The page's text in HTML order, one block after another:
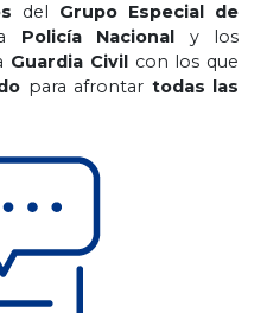
del Grupo Especial de
Policía Nacional y los
Guardia Civilcon los que
para afrontar todas las